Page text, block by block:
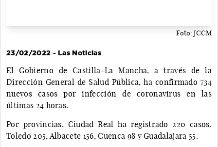
Foto: JCCM
23/02/2022 - Las Noticias
El Gobierno de Castilla-La Mancha, a través de la
Dirección General de Salud Pública, ha confirmado 734
nuevos casos por infección de coronavirus en las
últimas 24 horas.
Por provincias, Ciudad Real ha registrado 220 casos,
Toledo 205, Albacete 156, Cuenca 98 y Guadalajara 55.